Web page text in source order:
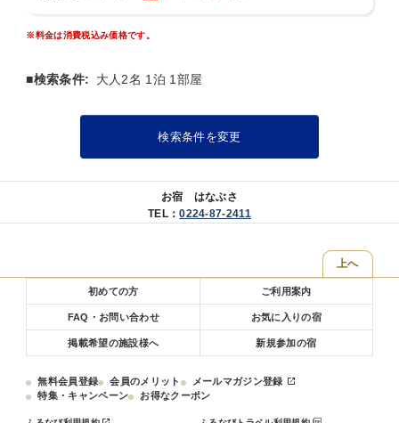
円
価格は全て税込です。現地でのお支払いとなります。
・旬魚の造り
由！】
そのほかにもご飯物や揚げ物、煮物やデザートなどをハーフビュッフ
ェでご用意しております。
※お食事付きのお子様にはお子様専用プレートをご用意させていただ
■朝食 和食膳
朝食はお膳をご用意致します。（※ハーフビュッフェではございませ
ん）
【HOT SPRING 温泉】
青根温泉内７つの源泉の内６カ所の源泉をブレンドした贅沢温泉。
※料金は消費税込み価格です。
■検索条件: 大人2名 1泊 1部屋
検索条件を変更
お宿 はなぶさ
TEL：0224-87-2411
上へ
初めての方 ご利用案内
FAQ・お問い合わせ お気に入りの宿
掲載希望の施設様へ 新規参加の宿
無料会員登録 会員のメリット
メールマガジン登録
特集・キャンペーン
お得なクーポン